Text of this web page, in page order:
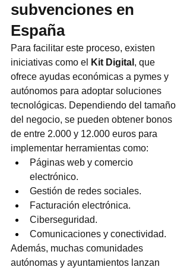
subvenciones en
España
Para facilitar este proceso, existen
iniciativas como el
Kit Digital , que
ofrece ayudas económicas a pymes y
autónomos para adoptar soluciones
tecnológicas. Dependiendo del tamaño
del negocio, se pueden obtener bonos
de entre 2.000 y 12.000 euros para
implementar herramientas como:
Páginas web y comercio
electrónico.
Gestión de redes sociales.
Facturación electrónica.
Ciberseguridad.
Comunicaciones y conectividad.
Además, muchas comunidades
autónomas y ayuntamientos lanzan